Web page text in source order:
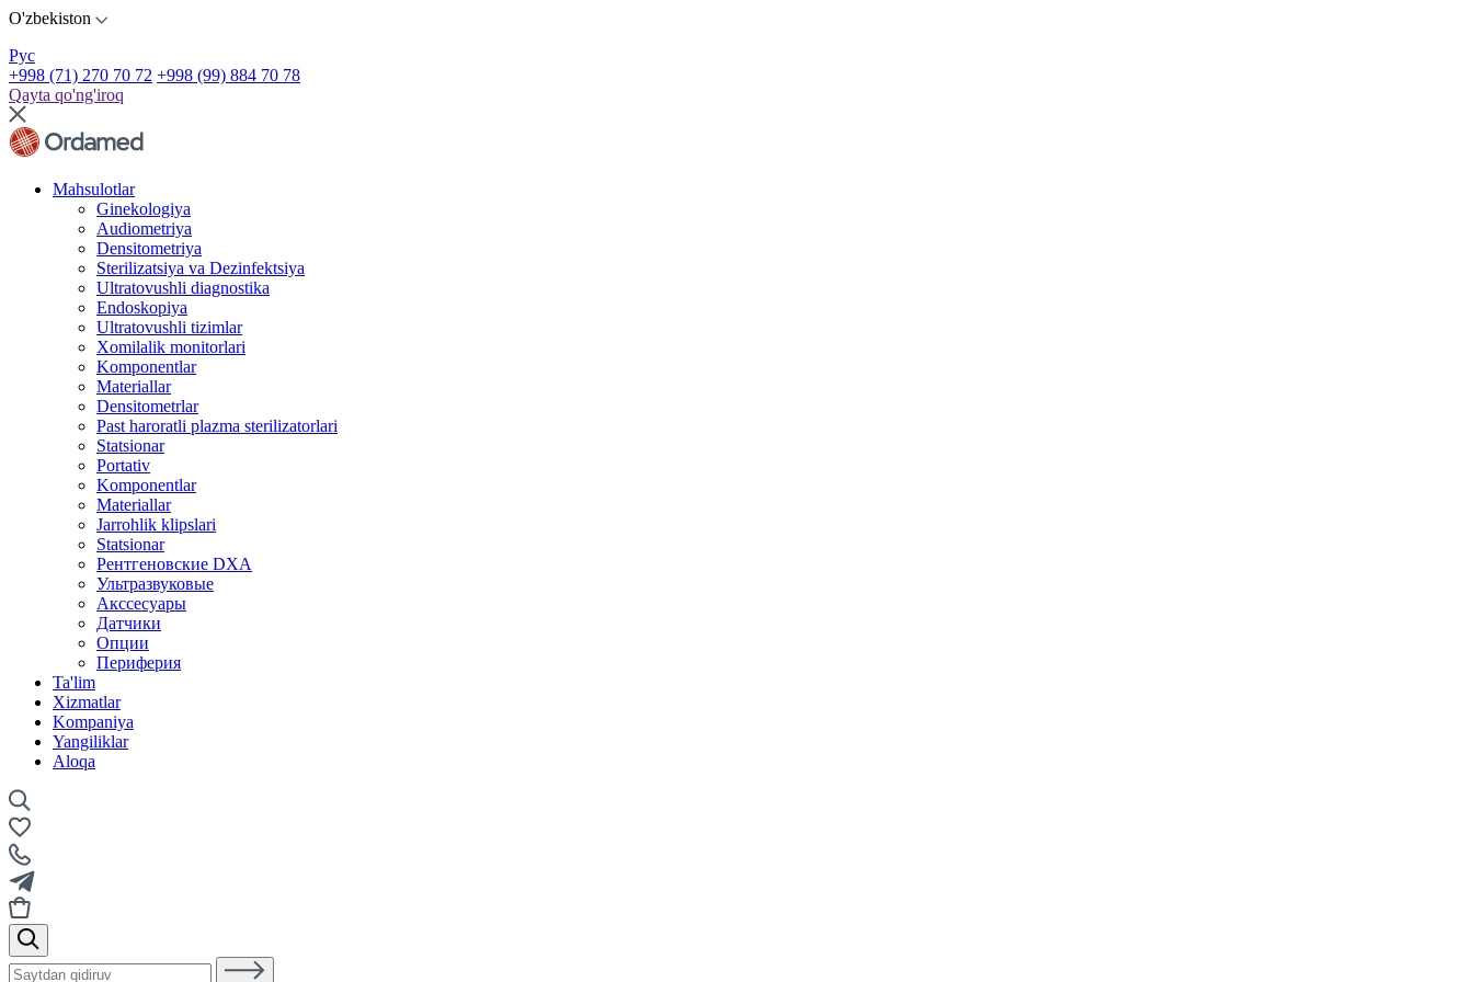
O'zbekiston
Рус
+998 (71) 270 70 72 +998 (99) 884 70 78
Qayta qo'ng'iroq
Mahsulotlar
Ginekologiya
Audiometriya
Densitometriya
Sterilizatsiya va Dezinfektsiya
Ultratovushli diagnostika
Endoskopiya
Ultratovushli tizimlar
Xomilalik monitorlari
Komponentlar
Materiallar
Densitometrlar
Past haroratli plazma sterilizatorlari
Statsionar
Portativ
Komponentlar
Materiallar
Jarrohlik klipslari
Statsionar
Рентгеновские DXA
Ультразвуковые
Акссесуары
Датчики
Опции
Периферия
Ta'lim
Xizmatlar
Kompaniya
Yangiliklar
Aloqa